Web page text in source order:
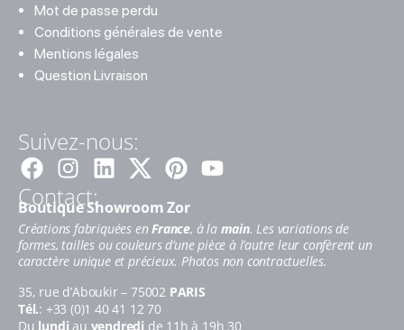
Mot de passe perdu
Conditions générales de vente
Mentions légales
Question Livraison
Suivez-nous:
Facebook
Instagram
LinkedinPinterestYoutube
Contact:
Boutique Showroom Zor
Créations fabriquées enFrance, à la main. Les variations de
formes, tailles ou couleurs d’une pièce à l’autre leur confèrent un
caractère unique et précieux. Photos non contractuelles.
35, rue d’Aboukir – 75002 PARIS
Tél.: +33 (0)1 40 41 12 70
Du lundi au vendredi de 11h à 19h 30